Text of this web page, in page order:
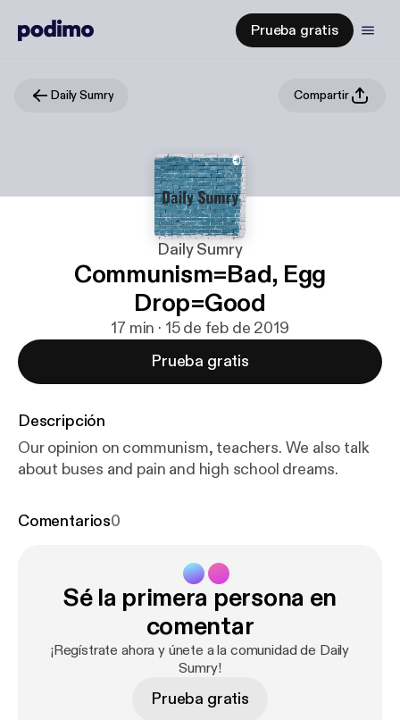
Prueba gratis
Daily Sumry Compartir
Daily Sumry
Communism=Bad, Egg
Drop=Good
17 min · 15 de feb de 2019
Prueba gratis
Descripción
Our opinion on communism, teachers. We also talk
about buses and pain and high school dreams.
Comentarios0
Sé la primera persona en
comentar
¡Regístrate ahora y únete a la comunidad de Daily
Sumry!
Prueba gratis